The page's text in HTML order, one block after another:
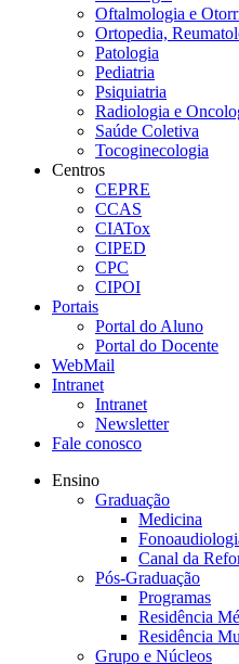
Oftalmologia e
Ortopedia,
Patologia
Pediatria
Psiquiatria
Radiologia e
Saúde Coletiva
Tocoginecologia
Centros
CEPRE
CCAS
CIATox
CIPED
CPC
CIPOI
Portais
Portal do Aluno
Portal do Docente
WebMail
Intranet
Intranet
Newsletter
Fale conosco
Ensino
Graduação
Medicina
Canal da
Pós-Graduação
Programas
Residência
Residência
Grupo e Núcleos